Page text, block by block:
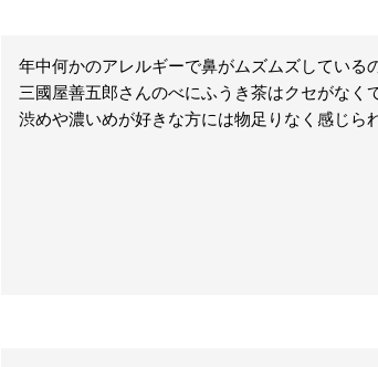
年中何かのアレルギーで鼻がムズムズしている
三國屋善五郎さんのべにふうき茶はクセがなく
渋めや濃いめが好きな方には物足りなく感じら